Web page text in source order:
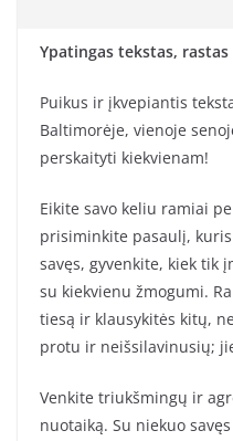
Ypatingas tekstas,
Puikus ir įkvepiantis
Baltimorėje, vienoje
perskaityti kiekvienam!
Eikite savo keliu ramiai
prisiminkite pasaulį,
savęs, gyvenkite, kiek tik
su kiekvienu žmogumi.
tiesą ir klausykitės kitų,
protu ir neišsilavinusių;
Venkite triukšmingų ir
nuotaiką. Su niekuo